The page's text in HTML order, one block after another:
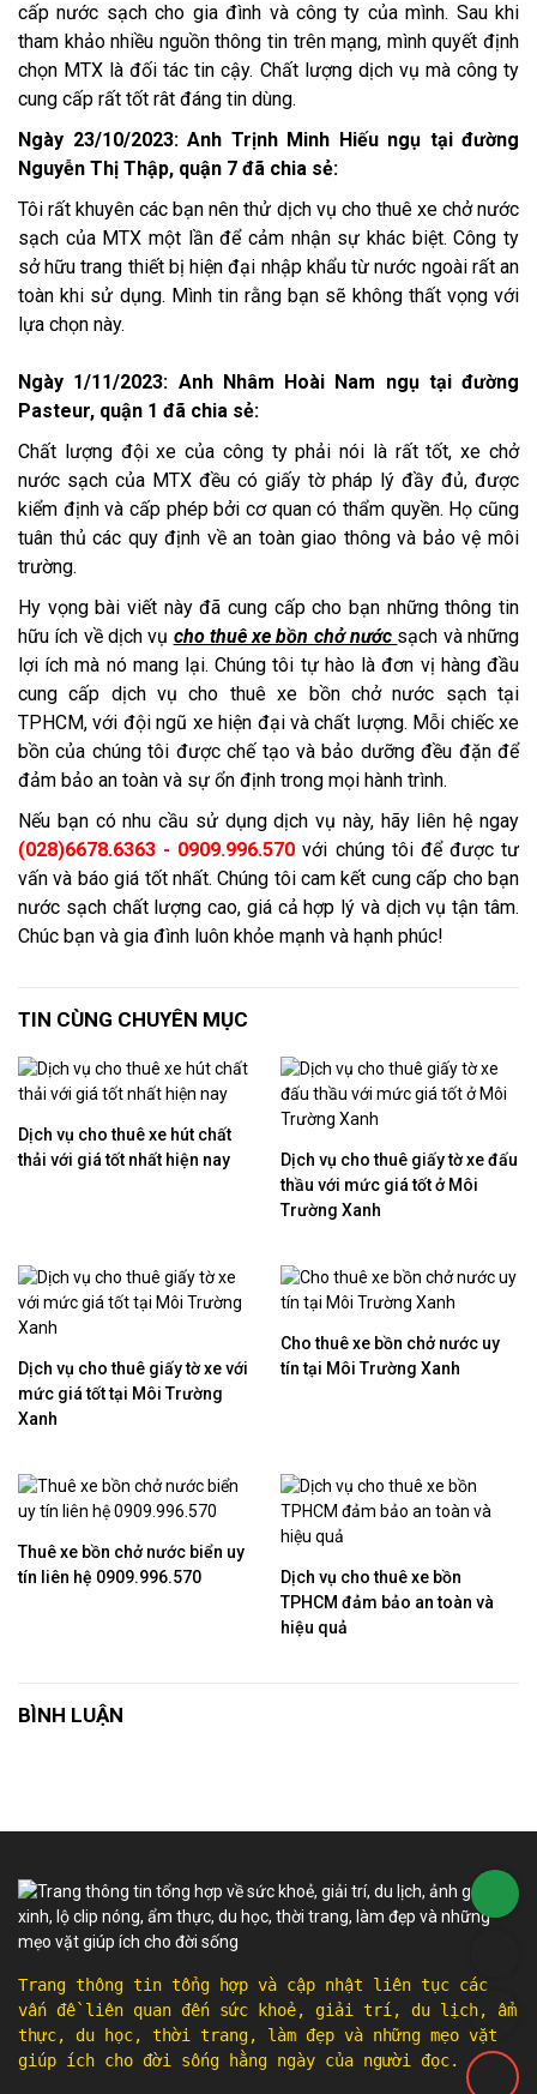
cấp nước sạch cho gia đình và công ty của mình. Sau khi
tham khảo nhiều nguồn thông tin trên mạng, mình quyết định
chọn MTX là đối tác tin cậy. Chất lượng dịch vụ mà công ty
cung cấp rất tốt rât đáng tin dùng.
Ngày 23/10/2023: Anh Trịnh Minh Hiếu ngụ tại đường
Nguyễn Thị Thập, quận 7 đã chia sẻ:
Tôi rất khuyên các bạn nên thử dịch vụ cho thuê xe chở nước
sạch của MTX một lần để cảm nhận sự khác biệt. Công ty
sở hữu trang thiết bị hiện đại nhập khẩu từ nước ngoài rất an
toàn khi sử dụng. Mình tin rằng bạn sẽ không thất vọng với
lựa chọn này.
Ngày 1/11/2023: Anh Nhâm Hoài Nam ngụ tại đường
Pasteur, quận 1 đã chia sẻ:
Chất lượng đội xe của công ty phải nói là rất tốt, xe chở
nước sạch của MTX đều có giấy tờ pháp lý đầy đủ, được
kiểm định và cấp phép bởi cơ quan có thẩm quyền. Họ cũng
tuân thủ các quy định về an toàn giao thông và bảo vệ môi
trường.
Hy vọng bài viết này đã cung cấp cho bạn những thông tin
hữu ích về dịch vụ cho thuê xe bồn chở nước sạch và những
lợi ích mà nó mang lại. Chúng tôi tự hào là đơn vị hàng đầu
cung cấp dịch vụ cho thuê xe bồn chở nước sạch tại
TPHCM, với đội ngũ xe hiện đại và chất lượng. Mỗi chiếc xe
bồn của chúng tôi được chế tạo và bảo dưỡng đều đặn để
đảm bảo an toàn và sự ổn định trong mọi hành trình.
Nếu bạn có nhu cầu sử dụng dịch vụ này, hãy liên hệ ngay
(028)6678.6363 - 0909.996.570 với chúng tôi để được tư
vấn và báo giá tốt nhất. Chúng tôi cam kết cung cấp cho bạn
nước sạch chất lượng cao, giá cả hợp lý và dịch vụ tận tâm.
Chúc bạn và gia đình luôn khỏe mạnh và hạnh phúc!
TIN CÙNG CHUYÊN MỤC
Dịch vụ cho thuê xe hút chất
thải với giá tốt nhất hiện nay
Dịch vụ cho thuê giấy tờ xe đấu
thầu với mức giá tốt ở Môi
Trường Xanh
Dịch vụ cho thuê giấy tờ xe với
mức giá tốt tại Môi Trường
Xanh
Cho thuê xe bồn chở nước uy
tín tại Môi Trường Xanh
Thuê xe bồn chở nước biển uy
tín liên hệ 0909.996.570
Dịch vụ cho thuê xe bồn
TPHCM đảm bảo an toàn và
hiệu quả
BÌNH LUẬN
Trang thông tin tổng hợp và cập nhật liên tục các
vấn đề liên quan đến sức khoẻ, giải trí, du lịch, ẩm
thực, du học, thời trang, làm đẹp và những mẹo vặt
giúp ích cho đời sống hằng ngày của người đọc.